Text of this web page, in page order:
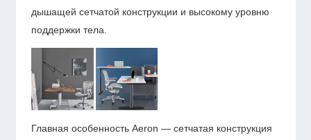
дышащей сетчатой конструкции и высокому уровню
поддержки тела.
Главная особенность Aeron — сетчатая конструкция